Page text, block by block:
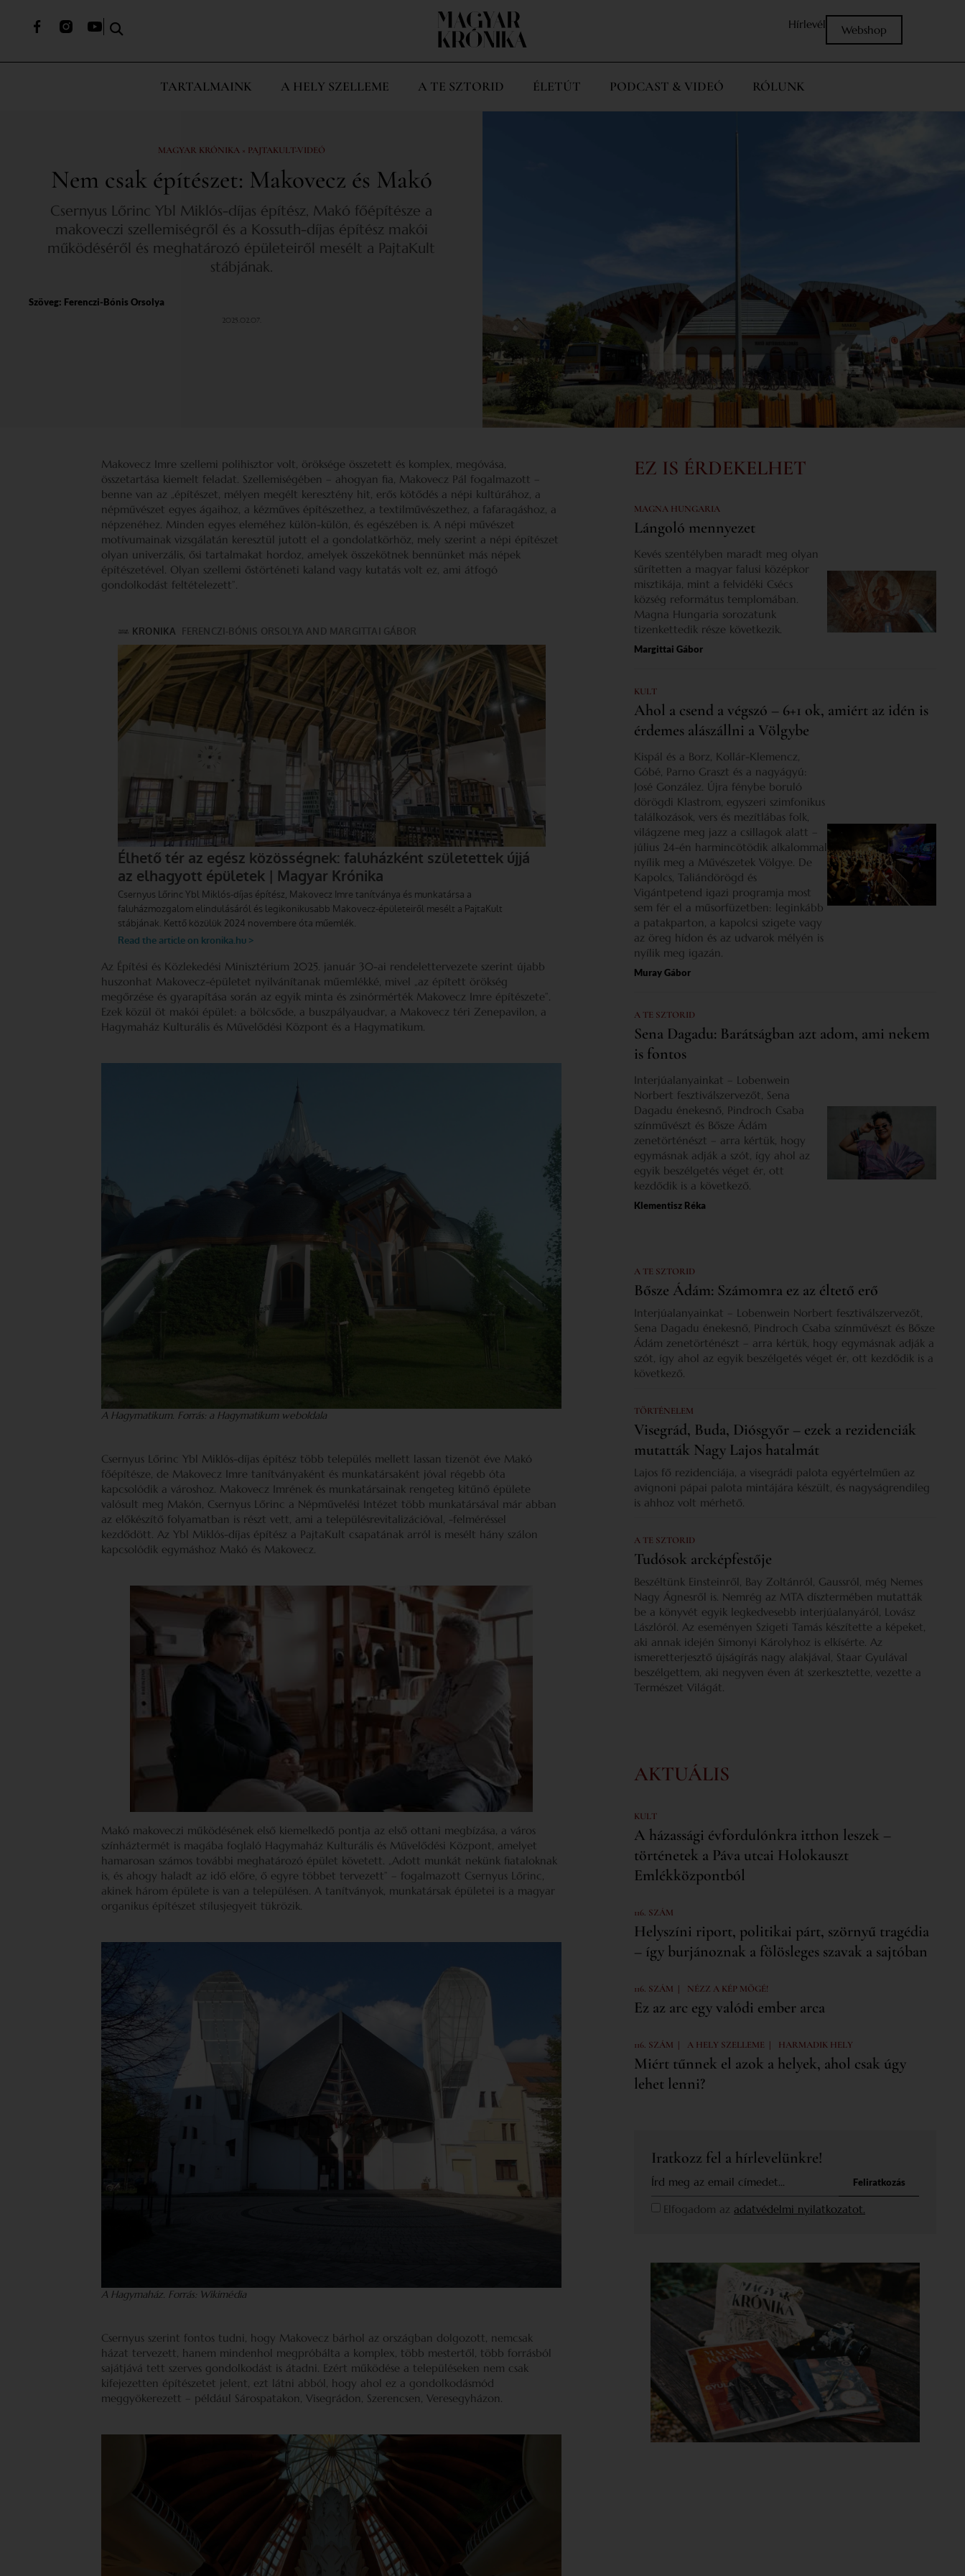
Hírlevél Webshop
TARTALMAINK A HELY SZELLEME A TE SZTORID ÉLETÚT PODCAST & VIDEÓ RÓLUNK
MAGYAR KRÓNIKA × PAJTAKULT-VIDEÓ
Nem csak építészet: Makovecz és Makó
Csernyus Lőrinc Ybl Miklós-díjas építész, Makó főépítésze a
makoveczi szellemiségről és a Kossuth-díjas építész makói
működéséről és meghatározó épületeiről mesélt a PajtaKult
stábjának.
Szöveg: Ferenczi-Bónis Orsolya
2025.02.07.
Makovecz Imre szellemi polihisztor volt, öröksége összetett és komplex, megóvása,
összetartása kiemelt feladat. Szellemiségében – ahogyan fia, Makovecz Pál fogalmazott –
benne van az „építészet, mélyen megélt keresztény hit, erős kötődés a népi kultúrához, a
népművészet egyes ágaihoz, a kézműves építészethez, a textilművészethez, a fafaragáshoz, a
népzenéhez. Minden egyes eleméhez külön-külön, és egészében is. A népi művészet
motívumainak vizsgálatán keresztül jutott el a gondolatkörhöz, mely szerint a népi építészet
olyan univerzális, ősi tartalmakat hordoz, amelyek összekötnek bennünket más népek
építészetével. Olyan szellemi őstörténeti kaland vagy kutatás volt ez, ami átfogó
gondolkodást feltételezett”.
Az Építési és Közlekedési Minisztérium 2025. január 30-ai rendelettervezete szerint újabb
huszonhat Makovecz-épületet nyilvánítanak műemlékké, mivel „az épített örökség
megőrzése és gyarapítása során az egyik minta és zsinórmérték Makovecz Imre építészete”.
Ezek közül öt makói épület: a bölcsőde, a buszpályaudvar, a Makovecz téri Zenepavilon, a
Hagymaház Kulturális és Művelődési Központ és a Hagymatikum.
A Hagymatikum. Forrás: a Hagymatikum weboldala
Csernyus Lőrinc Ybl Miklós-díjas építész több település mellett lassan tizenöt éve Makó
főépítésze, de Makovecz Imre tanítványaként és munkatársaként jóval régebb óta
kapcsolódik a városhoz. Makovecz Imrének és munkatársainak rengeteg kitűnő épülete
valósult meg Makón, Csernyus Lőrinc a Népművelési Intézet több munkatársával már abban
az előkészítő folyamatban is részt vett, ami a településrevitalizációval, -felméréssel
kezdődött. Az Ybl Miklós-díjas építész a PajtaKult csapatának arról is mesélt hány szálon
kapcsolódik egymáshoz Makó és Makovecz.
Makó makoveczi működésének első kiemelkedő pontja az első ottani megbízása, a város
színháztermét is magába foglaló Hagymaház Kulturális és Művelődési Központ, amelyet
hamarosan számos további meghatározó épület követett. „Adott munkát nekünk fiataloknak
is, és ahogy haladt az idő előre, ő egyre többet tervezett” – fogalmazott Csernyus Lőrinc,
akinek három épülete is van a településen. A tanítványok, munkatársak épületei is a magyar
organikus építészet stílusjegyeit tükrözik.
A Hagymaház. Forrás: Wikimédia
Csernyus szerint fontos tudni, hogy Makovecz bárhol az országban dolgozott, nemcsak
házat tervezett, hanem mindenhol megpróbálta a komplex, több mestertől, több forrásból
sajátjává tett szerves gondolkodást is átadni. Ezért működése a településeken nem csak
kifejezetten építészetet jelent, ezt látni abból, hogy ahol ez a gondolkodásmód
meggyökerezett – például Sárospatakon, Visegrádon, Szerencsen, Veresegyházon.
EZ IS ÉRDEKELHET
MAGNA HUNGARIA
Lángoló mennyezet
Kevés szentélyben maradt meg olyan
sűrítetten a magyar falusi középkor
misztikája, mint a felvidéki Csécs
község református templomában.
Magna Hungaria sorozatunk
tizenkettedik része következik.
Margittai Gábor
KULT
Ahol a csend a végszó – 6+1 ok, amiért az idén is
érdemes alászállni a Völgybe
Kispál és a Borz, Kollár-Klemencz,
Góbé, Parno Graszt és a nagyágyú:
José González. Újra fénybe boruló
dörögdi Klastrom, egyszeri szimfonikus
találkozások, vers és mezítlábas folk,
világzene meg jazz a csillagok alatt –
július 24-én harmincötödik alkalommal
nyílik meg a Művészetek Völgye. De
Kapolcs, Taliándörögd és
Vigántpetend igazi programja most
sem fér el a műsorfüzetben: leginkább
a patakparton, a kapolcsi szigete vagy
az öreg hídon és az udvarok mélyén is
nyílik meg igazán.
Muray Gábor
A TE SZTORID
Sena Dagadu: Barátságban azt adom, ami nekem
is fontos
Interjúalanyainkat – Lobenwein
Norbert fesztiválszervezőt, Sena
Dagadu énekesnő, Pindroch Csaba
színművészt és Bősze Ádám
zenetörténészt – arra kértük, hogy
egymásnak adják a szót, így ahol az
egyik beszélgetés véget ér, ott
kezdődik is a következő.
Klementisz Réka
A TE SZTORID
Bősze Ádám: Számomra ez az éltető erő
Interjúalanyainkat – Lobenwein Norbert fesztiválszervezőt,
Sena Dagadu énekesnő, Pindroch Csaba színművészt és Bősze
Ádám zenetörténészt – arra kértük, hogy egymásnak adják a
szót, így ahol az egyik beszélgetés véget ér, ott kezdődik is a
következő.
TÖRTÉNELEM
Visegrád, Buda, Diósgyőr – ezek a rezidenciák
mutatták Nagy Lajos hatalmát
Lajos fő rezidenciája, a visegrádi palota egyértelműen az
avignoni pápai palota mintájára készült, és nagyságrendileg
is ahhoz volt mérhető.
A TE SZTORID
Tudósok arcképfestője
Beszéltünk Einsteinről, Bay Zoltánról, Gaussról, még Nemes
Nagy Ágnesről is. Nemrég az MTA dísztermében mutatták
be a könyvét egyik legkedvesebb interjúalanyáról, Lovász
Lászlóról. Az eseményen Szigeti Tamás készítette a képeket,
aki annak idején Simonyi Károlyhoz is elkísérte. Az
ismeretterjesztő újságírás nagy alakjával, Staar Gyulával
beszélgettem, aki negyven éven át szerkesztette, vezette a
Természet Világát.
AKTUÁLIS
KULT
A házassági évfordulónkra itthon leszek –
történetek a Páva utcai Holokauszt
Emlékközpontból
116. SZÁM
Helyszíni riport, politikai párt, szörnyű tragédia
– így burjánoznak a fölösleges szavak a sajtóban
116. SZÁM | NÉZZ A KÉP MÖGÉ!
Ez az arc egy valódi ember arca
116. SZÁM | A HELY SZELLEME | HARMADIK HELY
Miért tűnnek el azok a helyek, ahol csak úgy
lehet lenni?
Iratkozz fel a hírlevelünkre!
Elfogadom az adatvédelmi nyilatkozatot.
Feliratkozás